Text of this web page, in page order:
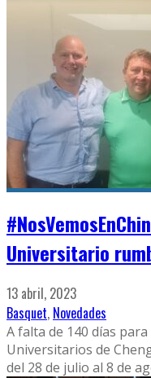
Universitario
13 abril, 2023
Basquet, Novedades
A falta de 140 días
Universitarios de
del 28 de julio al 8 de